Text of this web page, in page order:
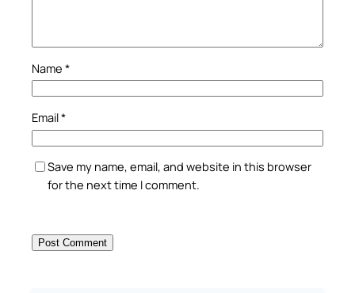
Name *
Email*
Save my name, email, and website in this browser
for the next time I comment.